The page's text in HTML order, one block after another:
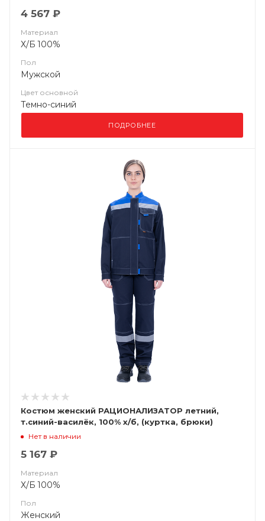
4 567 ₽
Материал
Х/Б 100%
Пол
Мужской
Цвет основной
Темно-синий
ПОДРОБНЕЕ
Костюм женский РАЦИОНАЛИЗАТОР летний,
т.синий-василёк, 100% х/б, (куртка, брюки)
Нет в наличии
5 167 ₽
Материал
Х/Б 100%
Пол
Женский